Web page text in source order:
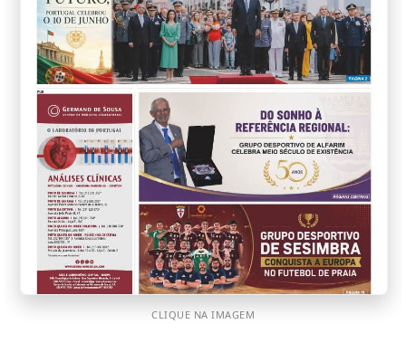
CLIQUE NA IMAGEM